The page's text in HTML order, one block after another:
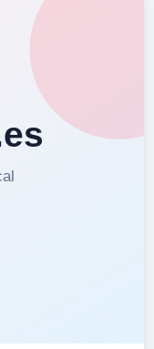
y con la
Carmesí,
álbum
y obtener
como
primer